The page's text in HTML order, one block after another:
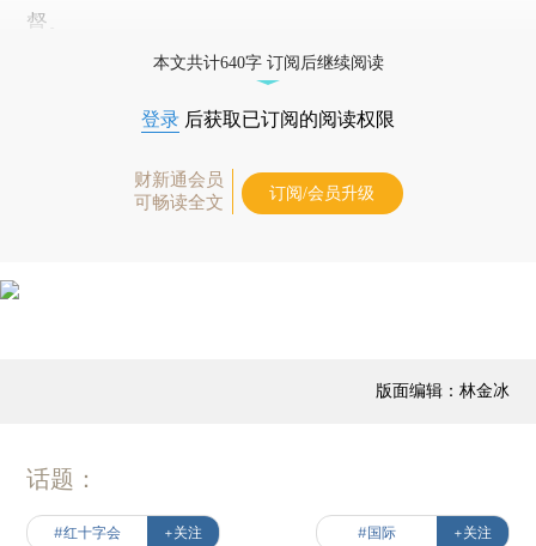
督。
本文共计640字 订阅后继续阅读
登录 后获取已订阅的阅读权限
财新通会员
可畅读全文
订阅/会员升级
版面编辑：林金冰
话题：
#红十字会 +关注 #国际 +关注